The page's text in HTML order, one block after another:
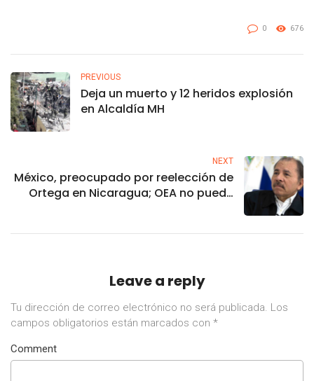
0 676
PREVIOUS
Deja un muerto y 12 heridos explosión
en Alcaldía MH
NEXT
México, preocupado por reelección de
Ortega en Nicaragua; OEA no puede
Leave a reply
Tu dirección de correo electrónico no será publicada. Los
campos obligatorios están marcados con *
Comment